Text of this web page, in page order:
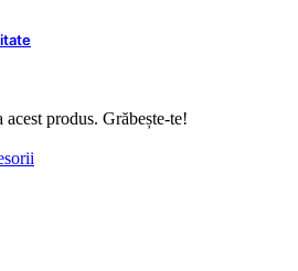
acest produs. Grăbește-te!